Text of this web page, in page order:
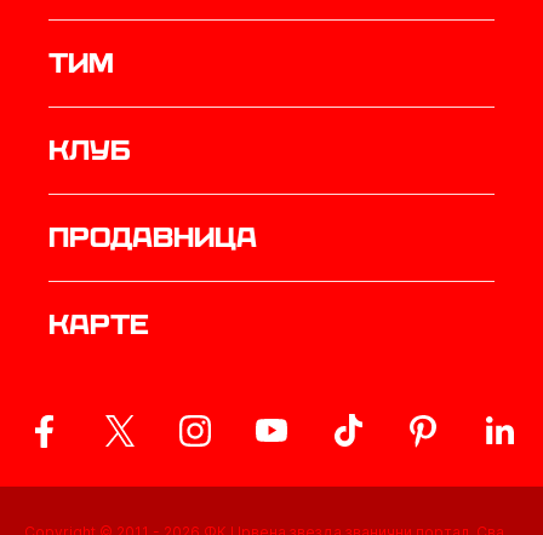
ТИМ
Клуб
продавница
Карте